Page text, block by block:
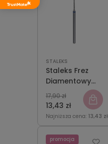
STALEKS
Staleks Frez
Diamentowy
Igła Niebieska
1mm/10mm
13,43 zł
17,90 zł
Najniższa cena: 13,43 zł
promocja